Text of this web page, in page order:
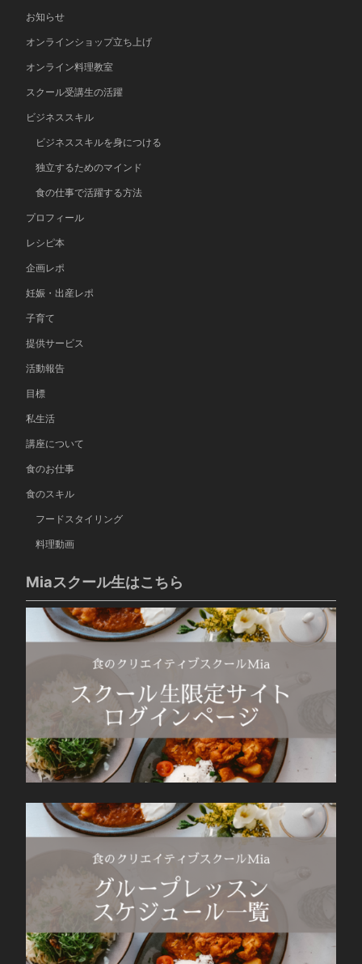
お知らせ
オンラインショップ立ち上げ
オンライン料理教室
スクール受講生の活躍
ビジネススキル
ビジネススキルを身につける
独立するためのマインド
食の仕事で活躍する方法
プロフィール
レシピ本
企画レポ
妊娠・出産レポ
子育て
提供サービス
活動報告
目標
私生活
講座について
食のお仕事
食のスキル
フードスタイリング
料理動画
Miaスクール生はこちら